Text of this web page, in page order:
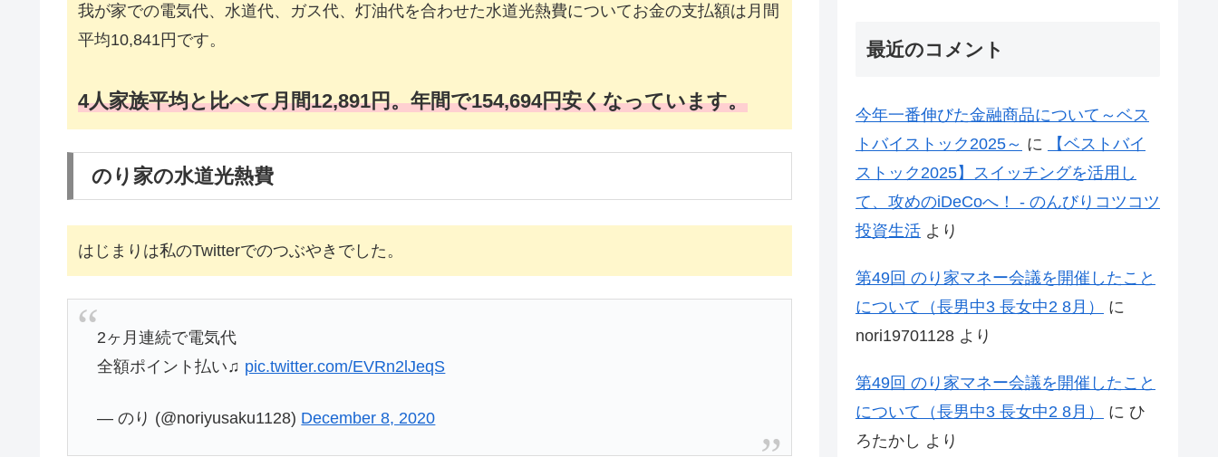
我が家での電気代、水道代、ガス代、灯油代を合わせた水道光熱費についてお金の支払額は月間
平均10,841円です。
4人家族平均と比べて月間12,891円。年間で154,694円安くなっています。
のり家の水道光熱費
はじまりは私のTwitterでのつぶやきでした。
2ヶ月連続で電気代
全額ポイント払い♫ pic.twitter.com/EVRn2lJeqS
— のり (@noriyusaku1128) December 8, 2020
最近のコメント
今年一番伸びた金融商品について～ベス
トバイストック2025～ に
【ベストバイ
ストック2025】スイッチングを活用し
て、攻めのiDeCoへ！ - のんびりコツコツ
投資生活 より
第49回 のり家マネー会議を開催したこと
について（長男中3 長女中2 8月）
に
nori19701128 より
第49回 のり家マネー会議を開催したこと
について（長男中3 長女中2 8月）
に ひ
ろたかし より